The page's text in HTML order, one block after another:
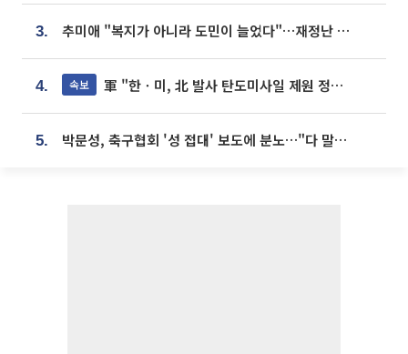
3. 추미애 "복지가 아니라 도민이 늘었다"…재정난 책임론 정면돌파
4. 속보 軍 "한ㆍ미, 北 발사 탄도미사일 제원 정밀분석 중"
5. 박문성, 축구협회 '성 접대' 보도에 분노…"다 말아먹으려고 작정했나"